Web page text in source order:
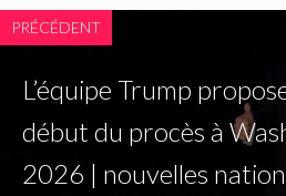
PRÉCÉDENT
L’équipe Trump
début du procès à
2026 | nouvelles